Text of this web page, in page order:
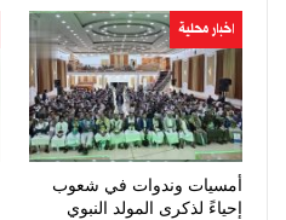
اخبار محلية
أمسيات وندوات في شعوب
إحياءً لذكرى المولد النبوي